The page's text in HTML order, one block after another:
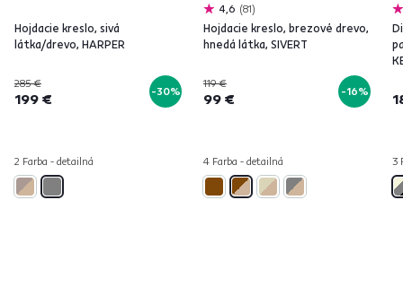
Hojdacie kreslo, sivá
látka/drevo, HARPER
285 €
199 € -30%
2 Farba - detailná
4,6 81
Hojdacie kreslo, brezové drevo,
hnedá látka, SIVERT
119 €
99 € -16%
4 Farba - detailná 3